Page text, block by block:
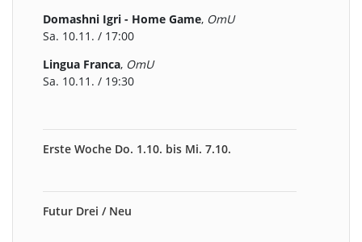
Domashni Igri - Home Game, OmU
Sa. 10.11. / 17:00
Lingua Franca, OmU
Sa. 10.11. / 19:30
Erste Woche Do. 1.10. bis Mi. 7.10.
Futur Drei / Neu